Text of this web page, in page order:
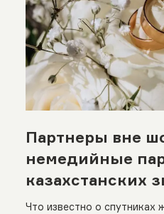
Партнеры вне
немедийные
казахстанских
Что известно о спутниках